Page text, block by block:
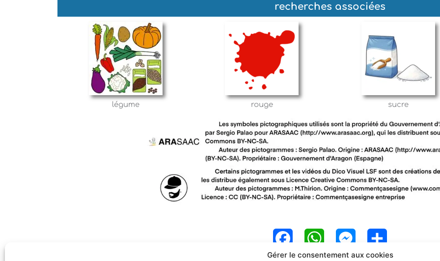
Gérer le consentement aux cookies
recherches associées
légume rouge sucre
F
a
W
h
M
e
P
a